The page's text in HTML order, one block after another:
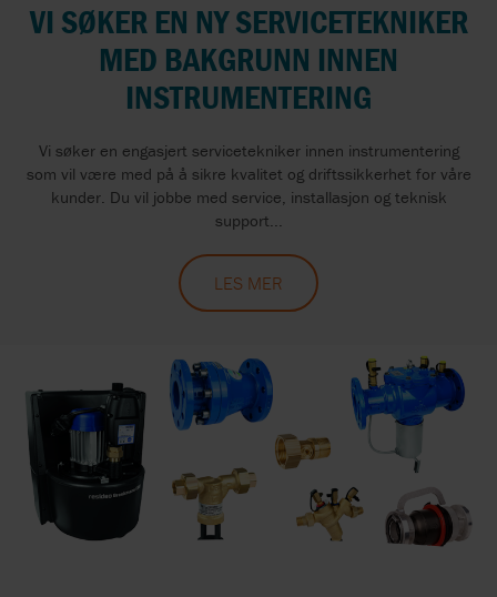
VI SØKER EN NY SERVICETEKNIKER
MED BAKGRUNN INNEN
INSTRUMENTERING
Vi søker en engasjert servicetekniker innen instrumentering
som vil være med på å sikre kvalitet og driftssikkerhet for våre
kunder. Du vil jobbe med service, installasjon og teknisk
support...
LES MER